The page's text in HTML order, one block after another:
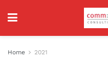
Home 2021